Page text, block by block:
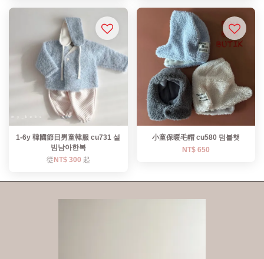
1-6y 韓國節日男童韓服 cu731 설
빔남아한복
從NT$ 300 起
小童保暖毛帽 cu580 덤블햇
NT$ 650